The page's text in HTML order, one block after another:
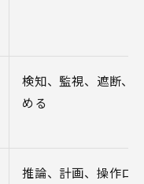
検知、監視、遮断、
める
推論、計画、操作ロ